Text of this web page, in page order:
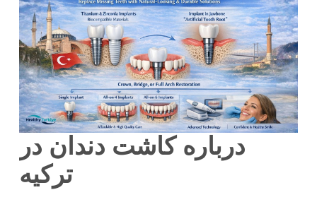
درباره کاشت دندان در
ترکیه